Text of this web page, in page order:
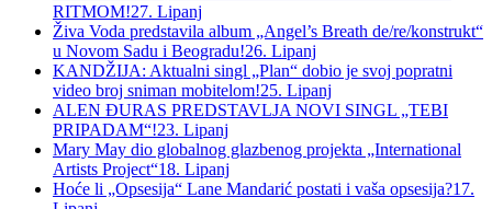
RITMOM!27. Lipanj
Živa Voda predstavila album „Angel’s Breath de/re/konstrukt“
u Novom Sadu i Beogradu!26. Lipanj
KANDŽIJA: Aktualni singl „Plan“ dobio je svoj popratni
video broj sniman mobitelom!25. Lipanj
ALEN ĐURAS PREDSTAVLJA NOVI SINGL „TEBI
PRIPADAM“!23. Lipanj
Mary May dio globalnog glazbenog projekta „International
Artists Project“18. Lipanj
Hoće li „Opsesija“ Lane Mandarić postati i vaša opsesija?17.